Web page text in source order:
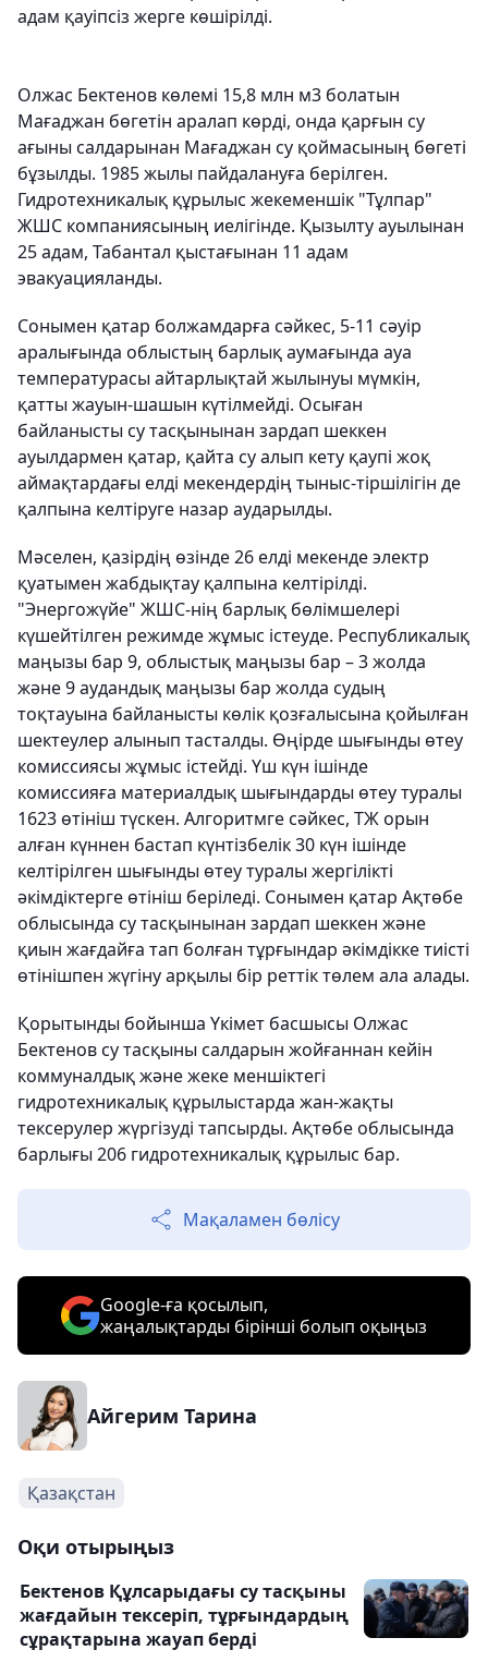
адам қауіпсіз жерге көшірілді.
Олжас Бектенов көлемі 15,8 млн м3 болатын
Мағаджан бөгетін аралап көрді, онда қарғын су
ағыны салдарынан Мағаджан су қоймасының бөгеті
бұзылды. 1985 жылы пайдалануға берілген.
Гидротехникалық құрылыс жекеменшік "Тұлпар"
ЖШС компаниясының иелігінде. Қызылту ауылынан
25 адам, Табантал қыстағынан 11 адам
эвакуацияланды.
Сонымен қатар болжамдарға сәйкес, 5-11 сәуір
аралығында облыстың барлық аумағында ауа
температурасы айтарлықтай жылынуы мүмкін,
қатты жауын-шашын күтілмейді. Осыған
байланысты су тасқынынан зардап шеккен
ауылдармен қатар, қайта су алып кету қаупі жоқ
аймақтардағы елді мекендердің тыныс-тіршілігін де
қалпына келтіруге назар аударылды.
Мәселен, қазірдің өзінде 26 елді мекенде электр
қуатымен жабдықтау қалпына келтірілді.
"Энергожүйе" ЖШС-нің барлық бөлімшелері
күшейтілген режимде жұмыс істеуде. Республикалық
маңызы бар 9, облыстық маңызы бар – 3 жолда
және 9 аудандық маңызы бар жолда судың
тоқтауына байланысты көлік қозғалысына қойылған
шектеулер алынып тасталды. Өңірде шығынды өтеу
комиссиясы жұмыс істейді. Үш күн ішінде
комиссияға материалдық шығындарды өтеу туралы
1623 өтініш түскен. Алгоритмге сәйкес, ТЖ орын
алған күннен бастап күнтізбелік 30 күн ішінде
келтірілген шығынды өтеу туралы жергілікті
әкімдіктерге өтініш беріледі. Сонымен қатар Ақтөбе
облысында су тасқынынан зардап шеккен және
қиын жағдайға тап болған тұрғындар әкімдікке тиісті
өтінішпен жүгіну арқылы бір реттік төлем ала алады.
Қорытынды бойынша Үкімет басшысы Олжас
Бектенов су тасқыны салдарын жойғаннан кейін
коммуналдық және жеке меншіктегі
гидротехникалық құрылыстарда жан-жақты
тексерулер жүргізуді тапсырды. Ақтөбе облысында
барлығы 206 гидротехникалық құрылыс бар.
Мақаламен бөлісу
Google-ға қосылып,
жаңалықтарды бірінші болып оқыңыз
Айгерим Тарина
Қазақстан
Оқи отырыңыз
Бектенов Құлсарыдағы су тасқыны
жағдайын тексеріп, тұрғындардың
сұрақтарына жауап берді